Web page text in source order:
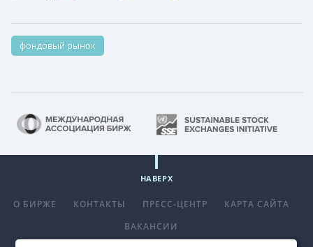
фондовый рынок
О БИРЖЕ КОНТАКТЫ ПРЕСС-ЦЕНТР
КАРТА САЙТА
ВАКАНСИИ
НАВЕРХ